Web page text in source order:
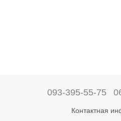
093-395-55-75
Контактная